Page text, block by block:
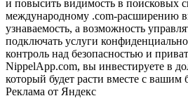
и повысить видимость в поисковых
международному .com‑расширению
узнаваемость, а возможность
подключать услуги
контроль над безопасностью и
NippelApp.com, вы инвестируете в
который будет расти вместе с вашим
Реклама от Яндекс